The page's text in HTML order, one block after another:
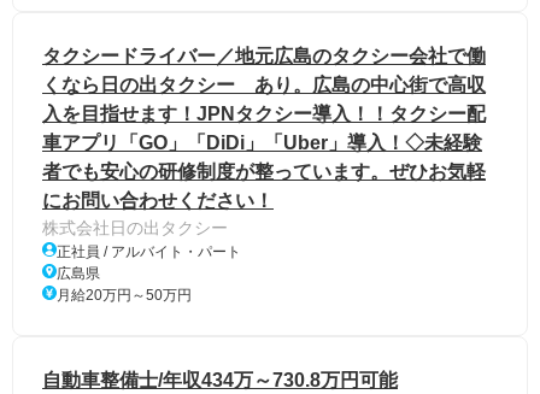
タクシードライバー／地元広島のタクシー会社で働
くなら日の出タクシー あり。広島の中心街で高収
入を目指せます！JPNタクシー導入！！タクシー配
車アプリ「GO」「DiDi」「Uber」導入！◇未経験
者でも安心の研修制度が整っています。ぜひお気軽
にお問い合わせください！
株式会社日の出タクシー
正社員 / アルバイト・パート
広島県
月給20万円～50万円
自動車整備士/年収434万～730.8万円可能